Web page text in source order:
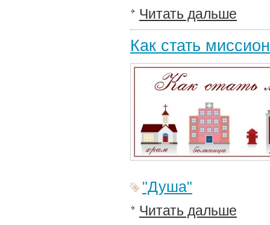
Читать дальше
Как стать
"Душа"
Читать дальше